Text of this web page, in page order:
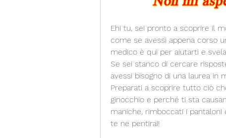
Ehi tu, sei pronto a scoprire il
come se avessi appena corso
medico è qui per aiutarti e
Se sei stanco di cercare
avessi bisogno di una laurea in
Preparati a scoprire tutto ciò
ginocchio e perché ti sta
maniche, rimboccati i
te ne pentirai!